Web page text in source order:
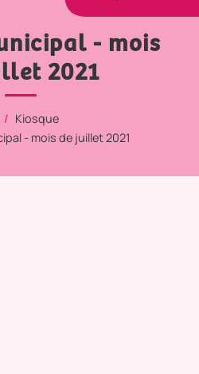
- mois
2021
Kiosque
- mois de juillet 2021